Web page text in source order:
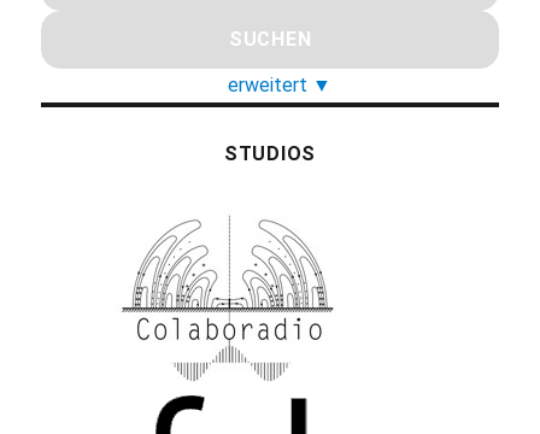
erweitert ▼
STUDIOS